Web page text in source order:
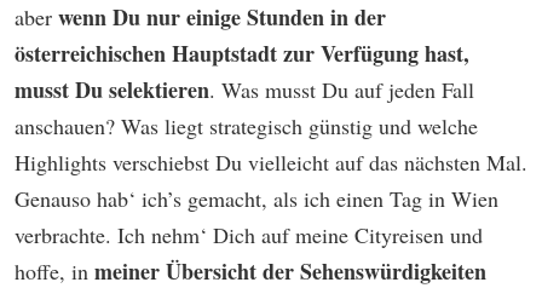
aber wenn Du nur einige Stunden in der
österreichischen Hauptstadt zur Verfügung hast,
musst Du selektieren. Was musst Du auf jeden Fall
anschauen? Was liegt strategisch günstig und welche
Highlights verschiebst Du vielleicht auf das nächsten Mal.
Genauso hab‘ ich’s gemacht, als ich einen Tag in Wien
verbrachte. Ich nehm‘ Dich auf meine Cityreisen und
hoffe, in meiner Übersicht der Sehenswürdigkeiten